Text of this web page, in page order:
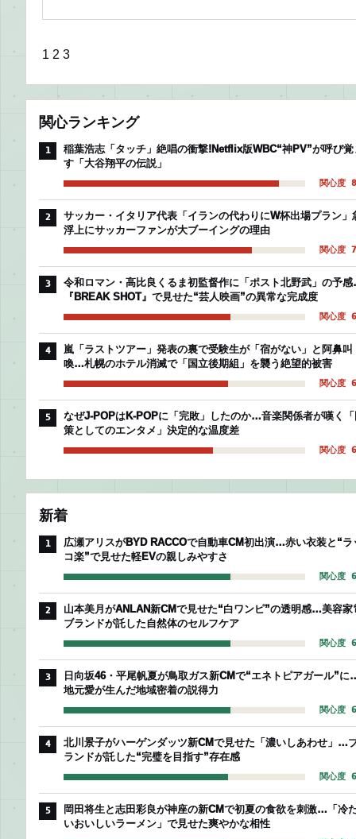
1 2 3
関心ランキング
1
稲葉浩志「タッチ」絶唱の衝撃!Netflix版WBC“神PV”が呼び覚
す「大谷翔平の伝説」
関心度
2
サッカー・イタリア代表「イランの代わりにW杯出場プラン」
浮上にサッカーファンが大ブーイングの理由
関心度
3
令和ロマン・高比良くるま初監督作に「ポスト北野武」の予
『BREAK SHOT』で見せた“芸人映画”の異常な完成度
関心度
4
嵐「ラストツアー」発表の裏で受験生が「宿がない」と阿鼻叫
喚…札幌のホテル消滅で「国立後期組」を襲う絶望的被害
関心度
5
なぜJ-POPはK-POPに「完敗」したのか…音楽関係者が嘆く
策としてのエンタメ」決定的な温度差
関心度
新着
1
広瀬アリスがBYD RACCOで自動車CM初出演…赤い衣装と“ラ
コ楽”で見せた軽EVの親しみやすさ
関心度
2
山本美月がANLAN新CMで見せた“白ワンピ”の透明感…美容家
ブランドが託した自然体のセルフケア
関心度
3
日向坂46・平尾帆夏が鳥取ガス新CMで“エネトピアガール”に
地元愛が生んだ地域密着の説得力
関心度
4
北川景子がハーゲンダッツ新CMで見せた「濃いしあわせ」…
ランドが託した“完璧を目指す”存在感
関心度
5
岡田将生と志田彩良が神座の新CMで初夏の食欲を刺激…「冷
いおいしいラーメン」で見せた爽やかな相性